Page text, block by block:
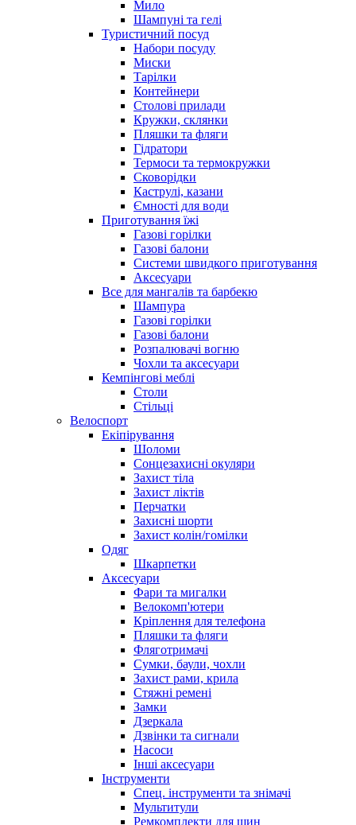
Мило
Шампуні та гелі
Туристичний посуд
Набори посуду
Миски
Тарілки
Контейнери
Столові прилади
Кружки, склянки
Пляшки та фляги
Гідратори
Термоси та термокружки
Сковорідки
Каструлі, казани
Ємності для води
Приготування їжі
Газові горілки
Газові балони
Системи швидкого приготування
Аксесуари
Все для мангалів та барбекю
Шампура
Газові горілки
Газові балони
Розпалювачі вогню
Чохли та аксесуари
Кемпінгові меблі
Столи
Стільці
Велоспорт
Екіпірування
Шоломи
Сонцезахисні окуляри
Захист тіла
Захист ліктів
Перчатки
Захисні шорти
Захист колін/гомілки
Одяг
Шкарпетки
Аксесуари
Фари та мигалки
Велокомп'ютери
Кріплення для телефона
Пляшки та фляги
Фляготримачі
Сумки, баули, чохли
Захист рами, крила
Стяжні ремені
Замки
Дзеркала
Дзвінки та сигнали
Насоси
Інші аксесуари
Інструменти
Спец. інструменти та знімачі
Мультитули
Ремкомплекти для шин